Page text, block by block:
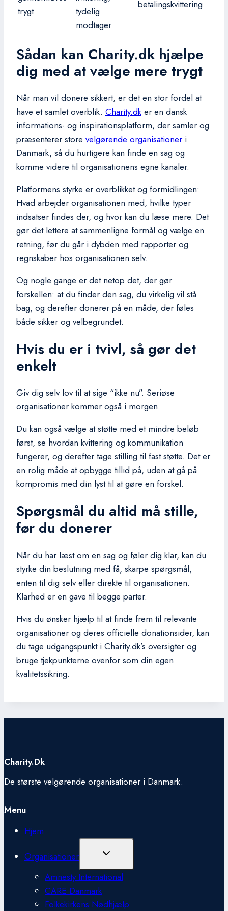
trygt
tydelig
modtager
betalingskvittering
Sådan kan Charity.dk hjælpe
dig med at vælge mere trygt
Når man vil donere sikkert, er det en stor fordel at
have et samlet overblik. Charity.dk er en dansk
informations- og inspirationsplatform, der samler og
præsenterer store velgørende organisationer i
Danmark, så du hurtigere kan finde en sag og
komme videre til organisationens egne kanaler.
Platformens styrke er overblikket og formidlingen:
Hvad arbejder organisationen med, hvilke typer
indsatser findes der, og hvor kan du læse mere. Det
gør det lettere at sammenligne formål og vælge en
retning, før du går i dybden med rapporter og
regnskaber hos organisationen selv.
Og nogle gange er det netop det, der gør
forskellen: at du finder den sag, du virkelig vil stå
bag, og derefter donerer på en måde, der føles
både sikker og velbegrundet.
Hvis du er i tvivl, så gør det
enkelt
Giv dig selv lov til at sige “ikke nu”. Seriøse
organisationer kommer også i morgen.
Du kan også vælge at støtte med et mindre beløb
først, se hvordan kvittering og kommunikation
fungerer, og derefter tage stilling til fast støtte. Det er
en rolig måde at opbygge tillid på, uden at gå på
kompromis med din lyst til at gøre en forskel.
Spørgsmål du altid må stille,
før du donerer
Når du har læst om en sag og føler dig klar, kan du
styrke din beslutning med få, skarpe spørgsmål,
enten til dig selv eller direkte til organisationen.
Klarhed er en gave til begge parter.
Hvis du ønsker hjælp til at finde frem til relevante
organisationer og deres officielle donationsider, kan
du tage udgangspunkt i Charity.dk’s oversigter og
bruge tjekpunkterne ovenfor som din egen
kvalitetssikring.
Charity.dk
De største velgørende organisationer i Danmark.
Menu
Hjem
Organisationer Skift
Amnesty International
CARE Danmark
Folkekirkens Nødhjælp